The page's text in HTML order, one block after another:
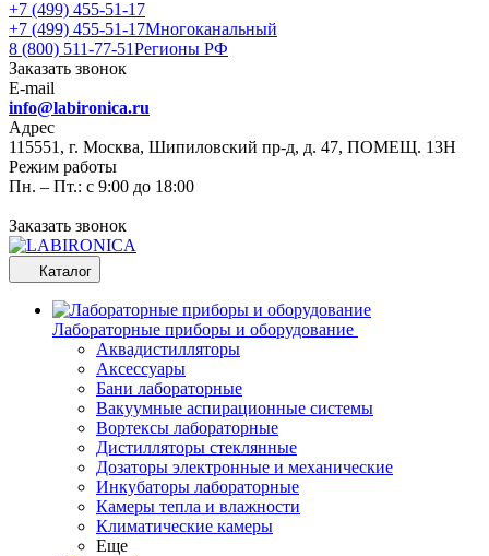
+7 (499) 455-51-17
+7 (499) 455-51-17Многоканальный
8 (800) 511-77-51Регионы РФ
Заказать звонок
E-mail
info@labironica.ru
Адрес
115551, г. Москва, Шипиловский пр-д, д. 47, ПОМЕЩ. 13Н
Режим работы
Пн. – Пт.: с 9:00 до 18:00
Заказать звонок
Каталог
Лабораторные приборы и оборудование
Аквадистилляторы
Аксессуары
Бани лабораторные
Вакуумные аспирационные системы
Вортексы лабораторные
Дистилляторы стеклянные
Дозаторы электронные и механические
Инкубаторы лабораторные
Камеры тепла и влажности
Климатические камеры
Еще